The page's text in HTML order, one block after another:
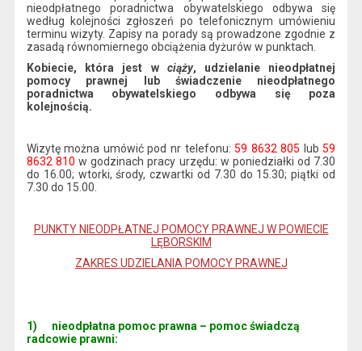
nieodpłatnego poradnictwa obywatelskiego odbywa się
według kolejności zgłoszeń po telefonicznym umówieniu
terminu wizyty. Zapisy na porady są prowadzone zgodnie z
zasadą równomiernego obciążenia dyżurów w punktach.
Kobiecie, która jest w ciąży, udzielanie nieodpłatnej
pomocy prawnej lub świadczenie nieodpłatnego
poradnictwa obywatelskiego odbywa się poza
kolejnością.
Wizytę można umówić pod nr telefonu:59 8632 805 lub59
8632 810 w godzinach pracy urzędu: w poniedziałki od 7.30
do 16.00; wtorki, środy, czwartki od 7.30 do 15.30; piątki od
7.30 do 15.00.
PUNKTY NIEODPŁATNEJ POMOCY PRAWNEJ W POWIECIE
LĘBORSKIM
ZAKRES UDZIELANIA POMOCY PRAWNEJ
1) nieodpłatna pomoc prawna – pomoc świadczą
radcowie prawni: